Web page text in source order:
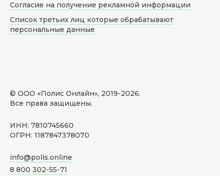
© ООО «Полис Онлайн», 2019-2026.
Все права защищены.
ИНН: 7810745660
ОГРН: 1187847378070
info@polis.online
8 800 302-55-71
Согласие на получение рекламной информации
Список третьих лиц которые обрабатывают
персональные данные